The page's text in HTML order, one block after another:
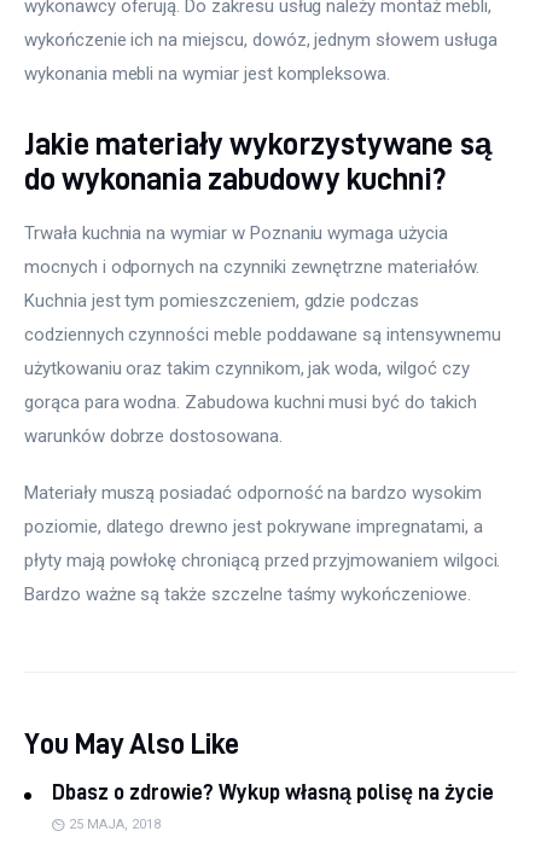
wykonawcy oferują. Do zakresu usług należy montaż mebli,
wykończenie ich na miejscu, dowóz, jednym słowem usługa
wykonania mebli na wymiar jest kompleksowa.
Jakie materiały wykorzystywane są
do wykonania zabudowy kuchni?
Trwała kuchnia na wymiar w Poznaniu wymaga użycia
mocnych i odpornych na czynniki zewnętrzne materiałów.
Kuchnia jest tym pomieszczeniem, gdzie podczas
codziennych czynności meble poddawane są intensywnemu
użytkowaniu oraz takim czynnikom, jak woda, wilgoć czy
gorąca para wodna. Zabudowa kuchni musi być do takich
warunków dobrze dostosowana.
Materiały muszą posiadać odporność na bardzo wysokim
poziomie, dlatego drewno jest pokrywane impregnatami, a
płyty mają powłokę chroniącą przed przyjmowaniem wilgoci.
Bardzo ważne są także szczelne taśmy wykończeniowe.
You May Also Like
Dbasz o zdrowie? Wykup własną polisę na życie
25 MAJA, 2018